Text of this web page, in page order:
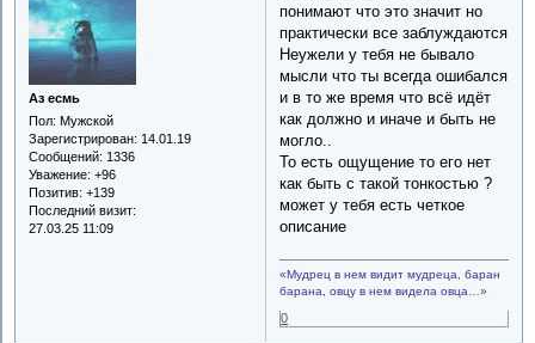
Аз есмь
Пол: Мужской
Зарегистрирован: 14.01.19
Сообщений: 1336
Уважение: +96
Позитив: +139
Последний визит:
27.03.25 11:09
понимают что это значит но
практически все заблуждаются
Неужели у тебя не бывало
мысли что ты всегда ошибался
и в то же время что всё идёт
как должно и иначе и быть не
могло..
То есть ощущение то его нет
как быть с такой тонкостью ?
может у тебя есть четкое
описание
«Мудрец в нем видит мудреца, баран
барана, овцу в нем видела овца…»
0